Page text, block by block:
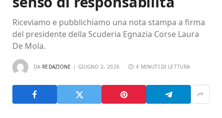
Riceviamo e pubblichiamo una nota stampa a firma
del presidente della Scuderia Egnazia Corse Laura
De Mola.
DA REDAZIONE GIUGNO 2, 2026 4 MINUTI DI LETTURA